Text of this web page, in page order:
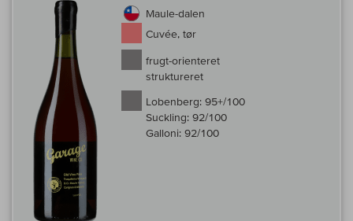
Maule-dalen
Cuvée, tør
frugt-orienteret
struktureret
Lobenberg: 95+/100
Suckling: 92/100
Galloni: 92/100